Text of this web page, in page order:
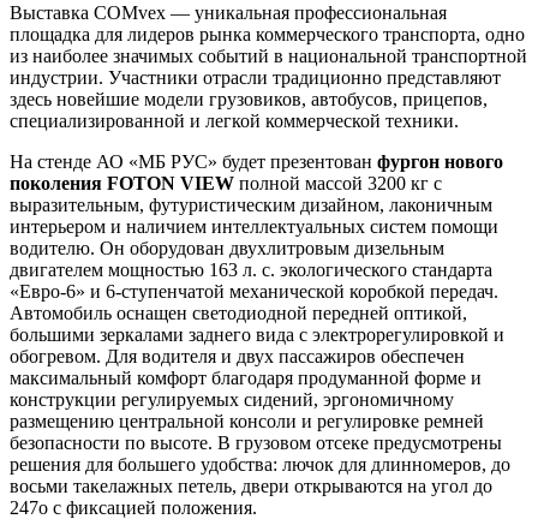
Выставка COMvex — уникальная профессиональная
площадка для лидеров рынка коммерческого транспорта, одно
из наиболее значимых событий в национальной транспортной
индустрии. Участники отрасли традиционно представляют
здесь новейшие модели грузовиков, автобусов, прицепов,
специализированной и легкой коммерческой техники.
На стенде АО «МБ РУС» будет презентован фургон нового
поколения FOTON VIEW полной массой 3200 кг с
выразительным, футуристическим дизайном, лаконичным
интерьером и наличием интеллектуальных систем помощи
водителю. Он оборудован двухлитровым дизельным
двигателем мощностью 163 л. с. экологического стандарта
«Евро-6» и 6-ступенчатой механической коробкой передач.
Автомобиль оснащен светодиодной передней оптикой,
большими зеркалами заднего вида с электрорегулировкой и
обогревом. Для водителя и двух пассажиров обеспечен
максимальный комфорт благодаря продуманной форме и
конструкции регулируемых сидений, эргономичному
размещению центральной консоли и регулировке ремней
безопасности по высоте. В грузовом отсеке предусмотрены
решения для большего удобства: лючок для длинномеров, до
восьми такелажных петель, двери открываются на угол до
247о с фиксацией положения.